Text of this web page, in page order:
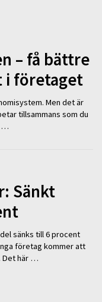
– få bättre
i företaget
Men det är
tillsammans som du
…
Sänkt
sänks till 6 procent
företag kommer att
Det här …